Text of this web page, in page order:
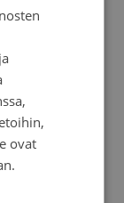
pidetään
myös
erilaisia
SWEDISH
ovat